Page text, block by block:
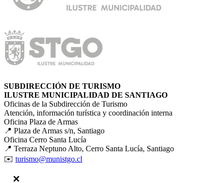
SUBDIRECCIÓN DE TURISMO
ILUSTRE MUNICIPALIDAD DE SANTIAGO
Oficinas de la Subdirección de Turismo
Atención, información turística y coordinación interna
Oficina Plaza de Armas
📍 Plaza de Armas s/n, Santiago
Oficina Cerro Santa Lucía
📍 Terraza Neptuno Alto, Cerro Santa Lucía, Santiago
✉️ turismo@munistgo.cl